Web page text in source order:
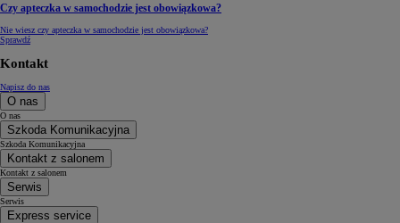
Czy apteczka w samochodzie jest obowiązkowa?
Nie wiesz czy apteczka w samochodzie jest obowiązkowa?
Sprawdź
Kontakt
Napisz do nas
O nas
O nas
Szkoda Komunikacyjna
Szkoda Komunikacyjna
Kontakt z salonem
Kontakt z salonem
Serwis
Serwis
Express service